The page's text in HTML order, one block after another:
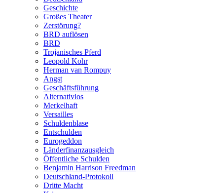
Geschichte
Großes Theater
Zerstörung?
BRD auflösen
BRD
Trojanisches Pferd
Leopold Kohr
Herman van Rompuy
Angst
Geschäftsführung
Alternativlos
Merkelhaft
Versailles
Schuldenblase
Entschulden
Eurogeddon
Länderfinanzausgleich
Öffentliche Schulden
Benjamin Harrison Freedman
Deutschland-Protokoll
Dritte Macht